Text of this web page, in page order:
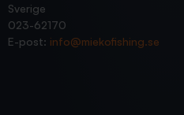
Sverige
023-62170
E-post: info@miekofishing.se